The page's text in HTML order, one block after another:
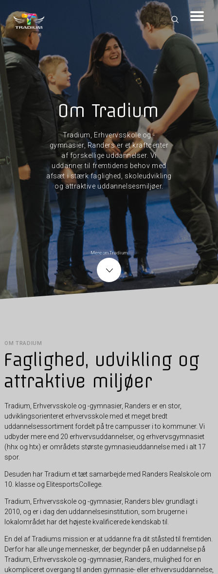
Om Tradium
Tradium, Erhvervsskole og -
gymnasier, Randers er et kraftcenter
af forskellige uddannelser. Vi
uddanner til fremtidens behov med
afsæt i stærk faglighed, skoleudvikling
og attraktive uddannelsesmiljøer.
Mere om Tradium
OM TRADIUM
Faglighed, udvikling og
attraktive miljøer
Tradium, Erhvervsskole og -gymnasier, Randers er en stor,
udviklingsorienteret erhvervsskole med et meget bredt
uddannelsessortiment fordelt på tre campusser i to kommuner. Vi
udbyder mere end 20 erhvervsuddannelser, og erhvervsgymnasiet
(hhx og htx) er områdets største gymnasieuddannelse med i alt 17
spor.
Desuden har Tradium et tæt samarbejde med Randers Realskole om
10. klasse og ElitesportsCollege.
Tradium, Erhvervsskole og -gymnasier, Randers blev grundlagt i
2010, og er i dag den uddannelsesinstitution, som brugerne i
lokalområdet har det højeste kvalificerede kendskab til.
En del af Tradiums mission er at uddanne fra dit ståsted til fremtiden.
Derfor har alle unge mennesker, der begynder på en uddannelse på
Tradium, Erhvervsskole og -gymnasier, Randers, mulighed for en
ukompliceret overgang til anden gymnasie- eller erhvervsuddannelse,